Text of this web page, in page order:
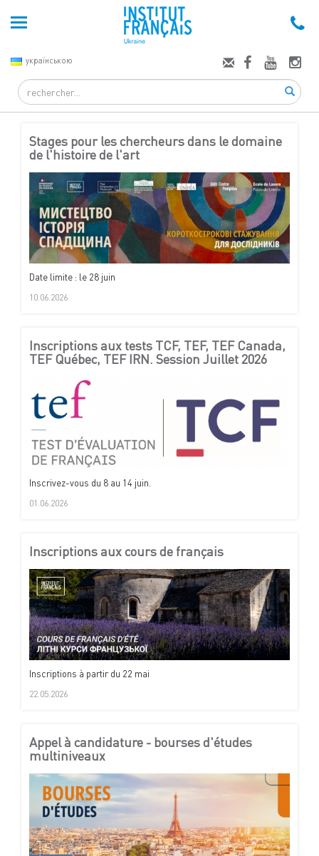
українською
Search
Stages pour les chercheurs dans le domaine
de l'histoire de l'art
Date limite : le 28 juin
10.06.2026
Inscriptions aux tests TCF, TEF, TEF Canada,
TEF Québec, TEF IRN. Session Juillet 2026
Inscrivez-vous du 8 au 14 juin.
01.06.2026
Inscriptions aux cours de français
Inscriptions à partir du 22 mai
22.05.2026
Appel à candidature - bourses d'études
multiniveaux